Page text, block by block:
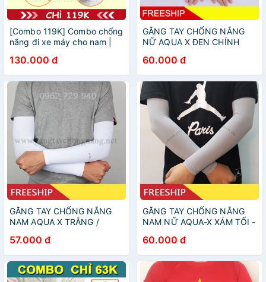
[Combo 119K] Combo chống
nắng đi xe máy cho nam |
AquaX- găng tay cụt ngón
511 - khăn ống đa năng
130.000 đ
GĂNG TAY CHỐNG NẮNG
NỮ AQUA X ĐEN CHÍNH
DÀY DẶN CHỐNG TIA UV
95%
60.000 đ
GĂNG TAY CHỐNG NẮNG
NAM AQUA X TRẮNG /
THOÁNG MÁT CHỐNG TIA
UV 95%
57.000 đ
GĂNG TAY CHỐNG NẮNG
NAM NỮ AQUA-X XÁM TỐI -
DẶN, THUN CO GIÃN 4
CHIỀU, ÔM SÁT TAY,
KHÔNG TỤT
60.000 đ